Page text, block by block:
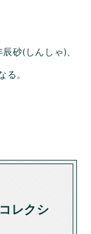
砂(しんしゃ)、
る。
レクシ